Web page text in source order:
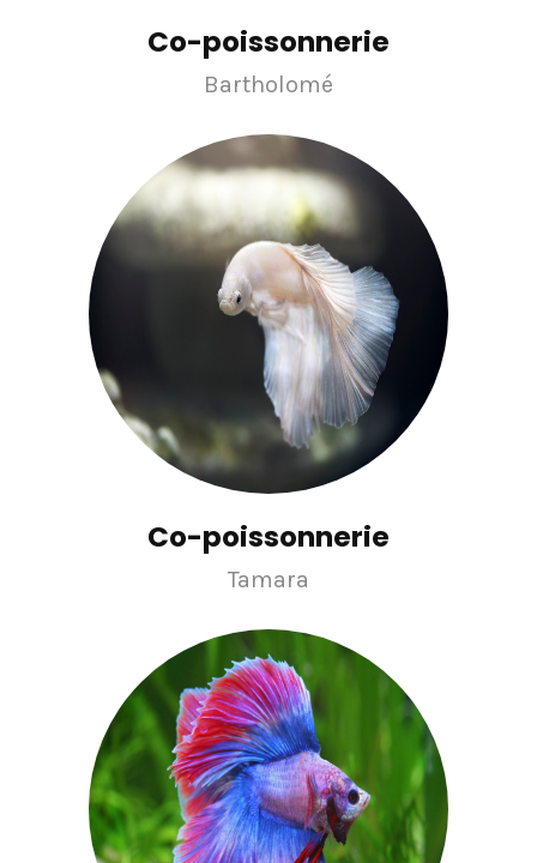
Co-poissonnerie
Bartholomé
Co-poissonnerie
Tamara